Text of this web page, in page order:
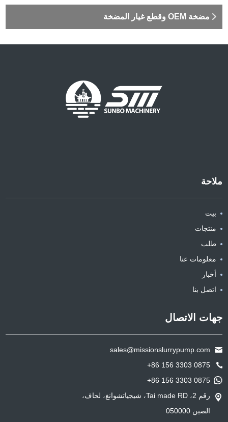
مضخة OEM وقطع غيار المضخة
ملاحة
بيت
منتجات
طلب
معلومات عنا
أخبار
اتصل بنا
جهات الاتصال
sales@missionslurrypump.com
+86 156 3303 0875
+86 156 3303 0875
رقم 2، Tai made RD، شيجياتشوانغ، لحاف،
الصين 050000